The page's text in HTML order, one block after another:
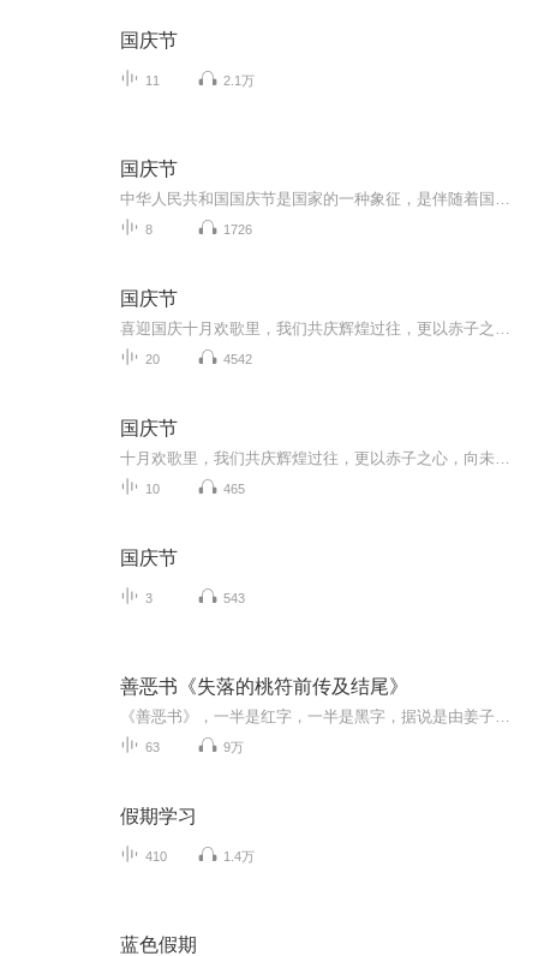
国庆节
11 2.1万
国庆节
8 1726
国庆节
20 4542
国庆节
10 465
国庆节
3 543
善恶书《失落的桃符前传及结尾》
63 9万
假期学习
410 1.4万
蓝色假期